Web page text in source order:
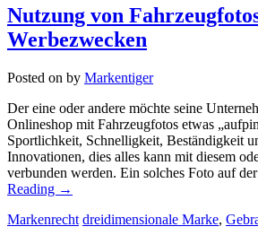
Nutzung von
Werbezwecken
Posted on by Markentiger
Der eine oder andere möchte seine
Onlineshop mit Fahrzeugfotos etwas
Sportlichkeit, Schnelligkeit, Beständigkeit
Innovationen, dies alles kann mit diesem
verbunden werden. Ein solches Foto auf
Reading →
Markenrecht dreidimensionale Marke,